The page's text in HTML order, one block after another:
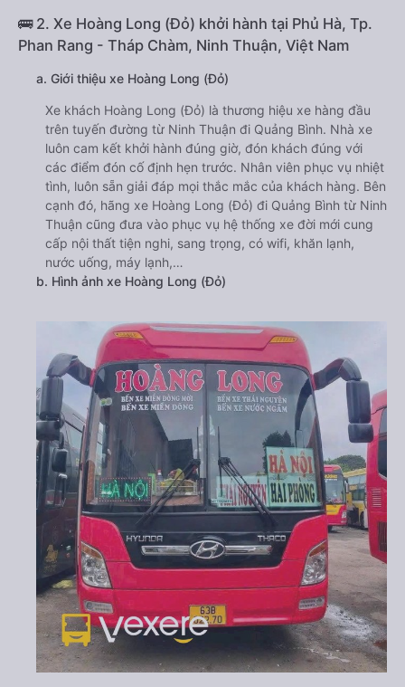
🚌 2. Xe Hoàng Long (Đỏ) khởi hành tại Phủ Hà, Tp.
Phan Rang - Tháp Chàm, Ninh Thuận, Việt Nam
a. Giới thiệu xe Hoàng Long (Đỏ)
Xe khách Hoàng Long (Đỏ) là thương hiệu xe hàng đầu
trên tuyến đường từ Ninh Thuận đi Quảng Bình. Nhà xe
luôn cam kết khởi hành đúng giờ, đón khách đúng với
các điểm đón cố định hẹn trước. Nhân viên phục vụ nhiệt
tình, luôn sẵn giải đáp mọi thắc mắc của khách hàng. Bên
cạnh đó, hãng xe Hoàng Long (Đỏ) đi Quảng Bình từ Ninh
Thuận cũng đưa vào phục vụ hệ thống xe đời mới cung
cấp nội thất tiện nghi, sang trọng, có wifi, khăn lạnh,
nước uống, máy lạnh,…
b. Hình ảnh xe Hoàng Long (Đỏ)